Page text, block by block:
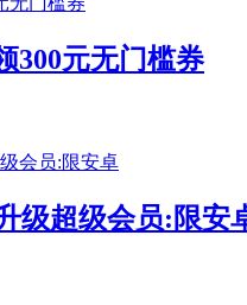
300元无门槛券
级超级会员:限安